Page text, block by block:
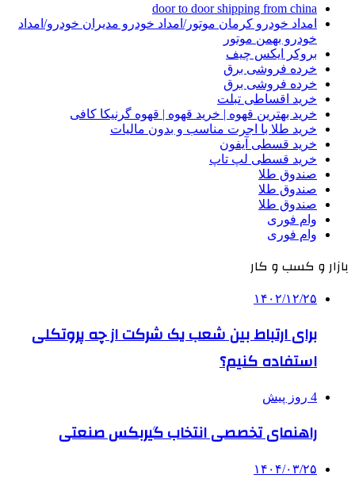
door to door shipping from china
امداد خودرو کرمان موتور/امداد خودرو مدیران خودرو/امداد
خودرو بهمن موتور
بروکر ایکس چیف
خرده فروشی برق
خرده فروشی برق
خرید اقساطی تبلت
خرید بهترین قهوه | خرید قهوه | قهوه گرنیکا کافی
خرید طلا با اجرت مناسب و بدون مالیات
خرید قسطی آیفون
خرید قسطی لپ تاپ
صندوق طلا
صندوق طلا
صندوق طلا
وام فوری
وام فوری
بازار و کسب و کار
۱۴۰۲/۱۲/۲۵
برای ارتباط بین شعب یک شرکت از چه پروتکلی
استفاده کنیم؟
4 روز پیش
راهنمای تخصصی انتخاب گیربکس صنعتی
۱۴۰۴/۰۳/۲۵